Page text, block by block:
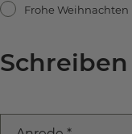
Frohe Weihnachten